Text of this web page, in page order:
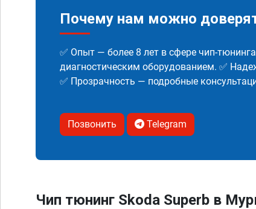
Почему нам можно
✅ Опыт — более 8 лет в сфере чип-
диагностическим оборудованием. ✅
✅ Прозрачность — подробные
Позвонить Telegram
Чип тюнинг Skoda Superb в